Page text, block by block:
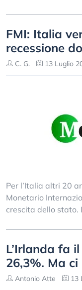
FMI: Italia
recessione
C. G. 13 Luglio
Per l’Italia altri 20
Monetario
crescita dello stato.
L’Irlanda fa
26,3%. Ma
Antonio Atte 13